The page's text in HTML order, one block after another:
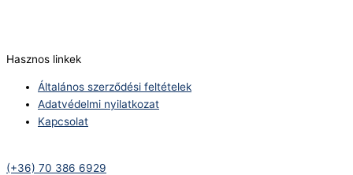
Hasznos linkek
Általános szerződési feltételek
Adatvédelmi nyilatkozat
Kapcsolat
(+36) 70 386 6929